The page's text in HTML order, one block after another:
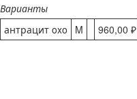
Варианты
антрацит oxo
M 960,00 ₽